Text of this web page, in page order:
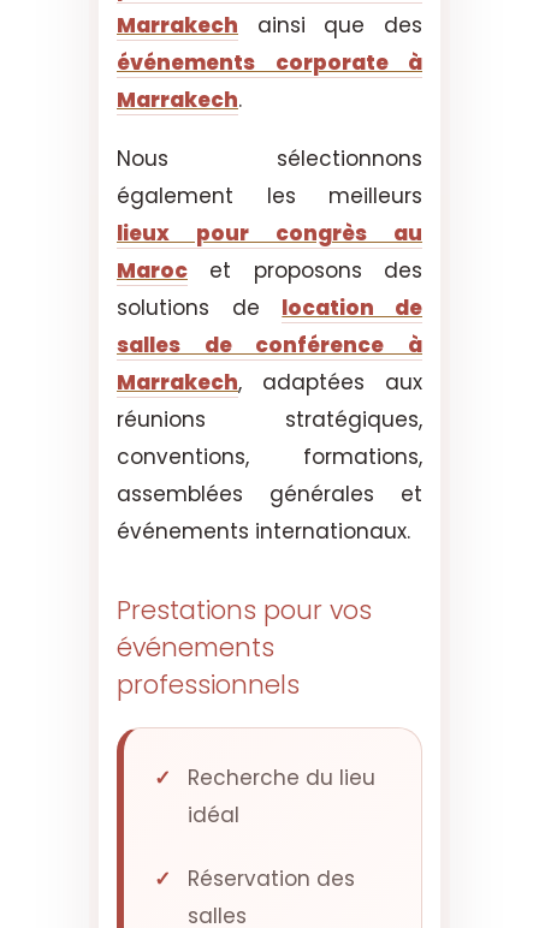
Marrakech ainsi que des
événements corporate à
Marrakech.
Nous sélectionnons
également les meilleurs
lieux pour congrès au
Maroc et proposons des
solutions de location de
salles de conférence à
Marrakech, adaptées aux
réunions stratégiques,
conventions, formations,
assemblées générales et
événements internationaux.
Prestations pour vos
événements
professionnels
Recherche du lieu
idéal
Réservation des
salles